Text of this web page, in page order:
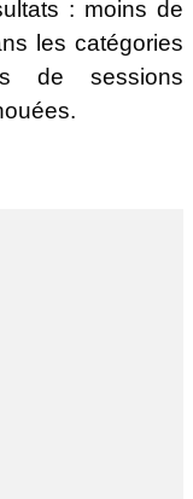
: moins de
les catégories
de sessions